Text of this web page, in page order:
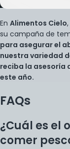
En Alimentos Cielo
su campaña de
para asegurar el
nuestra variedad
reciba la asesoría
este año.
FAQs
¿Cuál es el
comer